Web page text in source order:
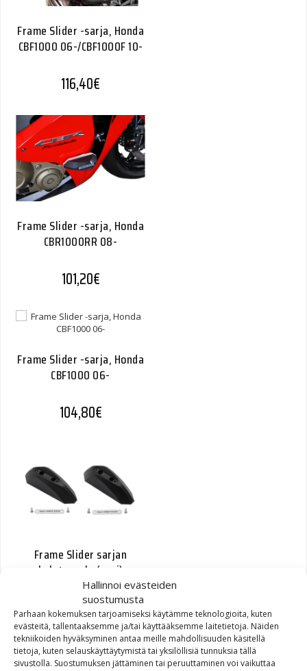
Hallinnoi evästeiden
suostumusta
Parhaan kokemuksen tarjoamiseksi käytämme teknologioita, kuten
evästeitä, tallentaaksemme ja/tai käyttääksemme laitetietoja. Näiden
tekniikoiden hyväksyminen antaa meille mahdollisuuden käsitellä
tietoja, kuten selauskäyttäytymistä tai yksilöllisiä tunnuksia tällä
sivustolla. Suostumuksen jättäminen tai peruuttaminen voi vaikuttaa
Frame Slider -sarja, Honda
CBF1000 06-/CBF1000F 10-
116,40€
Frame Slider -sarja, Honda
CBR1000RR 08-
101,20€
Frame Slider -sarja, Honda
CBF1000 06-
104,80€
Frame Slider sarjan
kulutuspala (pari)
50,60€